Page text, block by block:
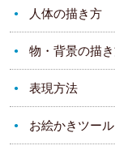
人体の描き方
物・背景の描
表現方法
お絵かきツール